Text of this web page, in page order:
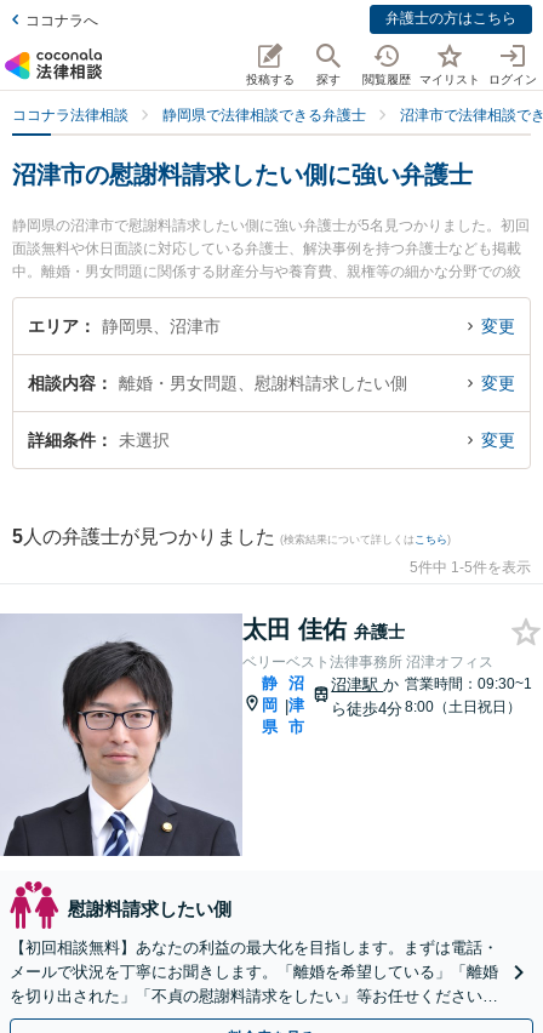
ココナラへ 弁護士の方はこちら
投稿する 探す 閲覧履歴 マイリスト ログイン
ココナラ法律相談 静岡県で法律相談できる弁護士 沼津市で法律相談で
沼津市の慰謝料請求したい側に強い弁護士
静岡県の沼津市で慰謝料請求したい側に強い弁護士が5名見つかりました。初回
面談無料や休日面談に対応している弁護士、解決事例を持つ弁護士なども掲載
中。離婚・男女問題に関係する財産分与や養育費、親権等の細かな分野での絞
り込み検索もでき便利です。特にベリーベスト法律事務所 沼津オフィスの太田
佳佑弁護士や伊東法律事務所の反方 悠輔弁護士、杉内法律事務所の杉内 晨光弁
相談したい』『慰謝料請求したい側のトラブル解決の実績豊富な近くの弁護士
を検索したい』『初回相談無料で慰謝料請求したい側を法律相談できる沼津市
内の弁護士に相談予約したい』などでお困りの相談者さんにおすすめです。
エリア 静岡県、沼津市 変更
相談内容 離婚・男女問題、慰謝料請求したい側 変更
詳細条件 未選択 変更
5 人の弁護士が見つかりました (検索結果について詳しくは こちら)
5件中 1-5件を表示
太田 佳佑 弁護士
ベリーベスト法律事務所 沼津オフィス
静
岡
県
|
沼
津
市
沼津駅か
ら徒歩4分
営業時間：09:30~1
8:00（土日祝日）
慰謝料請求したい側
【初回相談無料】あなたの利益の最大化を目指します。まずは電話・
メールで状況を丁寧にお聞きします。「離婚を希望している」「離婚
を切り出された」「不貞の慰謝料請求をしたい」等お任せください。
【リーズナブルな料金設定】